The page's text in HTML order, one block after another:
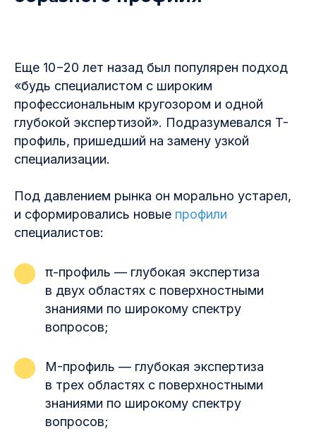
Еще 10−20 лет назад был популярен подход
«будь специалистом с широким
профессиональным кругозором и одной
глубокой экспертизой». Подразумевался T-
профиль, пришедший на замену узкой
специализации.
Под давлением рынка он морально устарел,
и сформировались новые профили
специалистов:
π-профиль — глубокая экспертиза
в двух областях с поверхностными
знаниями по широкому спектру
вопросов;
M-профиль — глубокая экспертиза
в трех областях с поверхностными
знаниями по широкому спектру
вопросов;